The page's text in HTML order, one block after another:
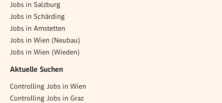
Jobs in Salzburg
Jobs in Schärding
Jobs in Amstetten
Jobs in Wien (Neubau)
Jobs in Wien (Wieden)
Aktuelle Suchen
Controlling Jobs in Wien
Controlling Jobs in Graz